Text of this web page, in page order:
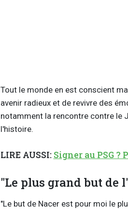
Tout le monde en est conscient
avenir radieux et de revivre des
notamment la rencontre contre le
l'histoire.
LIRE AUSSI: Signer au PSG
"Le plus grand but de
"Le but de Nacer est pour moi le